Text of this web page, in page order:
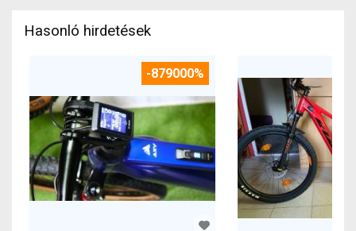
Hasonló hirdetések
-879000%